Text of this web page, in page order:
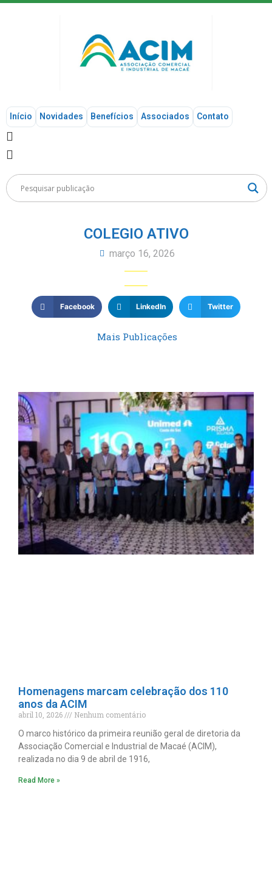
Início Novidades Benefícios Associados Contato
COLEGIO ATIVO
março 16, 2026
Facebook LinkedIn Twitter
Mais Publicações
Homenagens marcam celebração dos 110
anos da ACIM
abril 10, 2026
Nenhum comentário
O marco histórico da primeira reunião geral de diretoria da
Associação Comercial e Industrial de Macaé (ACIM),
realizada no dia 9 de abril de 1916,
Read More »